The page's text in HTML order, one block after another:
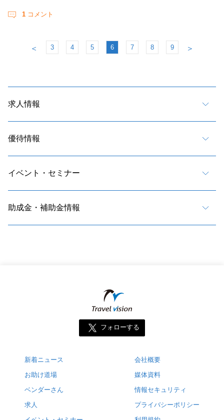
1 コメント
＜ 3 4 5 6 7 8 9 ＞
求人情報
優待情報
イベント・セミナー
助成金・補助金情報
フォローする
新着ニュース
お助け道場
ベンダーさん
求人
会社概要
媒体資料
情報セキュリティ
プライバシーポリシー